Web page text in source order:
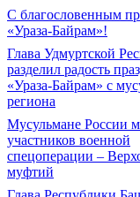
С благословенным
«Ураза-Байрам»!
Глава Удмуртской
разделил радость
«Ураза-Байрам» с
региона
Мусульмане России
участников военной
спецоперации –
муфтий